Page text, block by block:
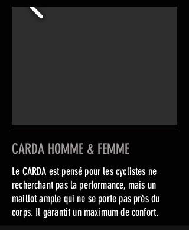
CARDA HOMME & FEMME
Le CARDA est pensé pour les cyclistes ne
recherchant pas la performance, mais un
maillot ample qui ne se porte pas près du
corps. Il garantit un maximum de confort.